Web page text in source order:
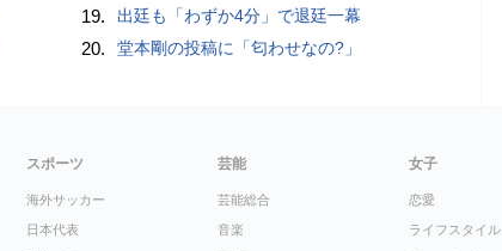
19. 出廷も「わずか4分」で退廷一幕
20. 堂本剛の投稿に「匂わせなの?」
スポーツ
海外サッカー
日本代表
芸能
芸能総合
音楽
女子
恋愛
ライフスタイル